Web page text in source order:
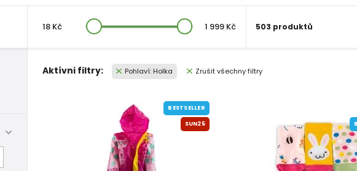
503 produktů
18 Kč 1 999 Kč
Aktívni filtry: Pohlaví: Holka Zrušit všechny filtry
BESTSELLER
SUN25